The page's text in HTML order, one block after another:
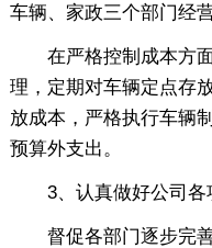
车辆、家政三个部门经
在严格控制成本方面
理，定期对车辆定点存
放成本，严格执行车辆
预算外支出。
3、认真做好公司各
督促各部门逐步完善